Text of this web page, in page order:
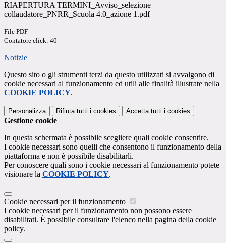
RIAPERTURA TERMINI_Avviso_selezione
collaudatore_PNRR_Scuola 4.0_azione 1.pdf
File PDF
Contatore click: 40
Notizie
Questo sito o gli strumenti terzi da questo utilizzati si avvalgono di
cookie necessari al funzionamento ed utili alle finalità illustrate nella
COOKIE POLICY.
Personalizza Rifiuta tutti i cookies Accetta tutti i cookies
Gestione cookie
In questa schermata è possibile scegliere quali cookie consentire.
I cookie necessari sono quelli che consentono il funzionamento della
piattaforma e non è possibile disabilitarli.
Per conoscere quali sono i cookie necessari al funzionamento potete
visionare la COOKIE POLICY.
Cookie necessari per il funzionamento
I cookie necessari per il funzionamento non possono essere
disabilitati. È possibile consultare l'elenco nella pagina della cookie
policy.